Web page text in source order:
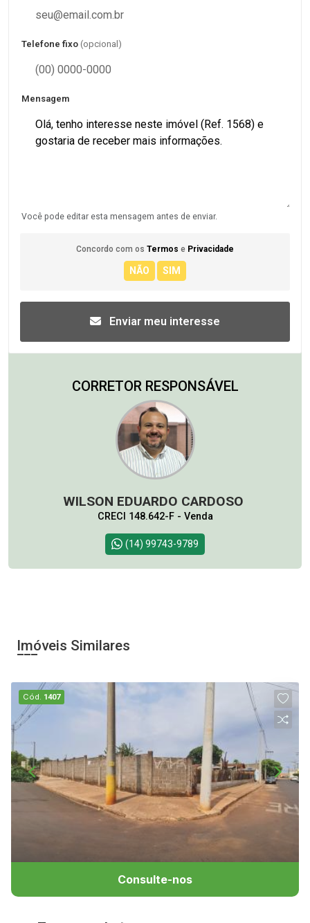
Telefone fixo (opcional)
Mensagem
Você pode editar esta mensagem antes de enviar.
Concordo com os Termos e Privacidade
Enviar meu interesse
CORRETOR RESPONSÁVEL
WILSON EDUARDO CARDOSO
CRECI 148.642-F - Venda
(14) 99743-9789
Imóveis Similares
Cód. 1407
Consulte-nos